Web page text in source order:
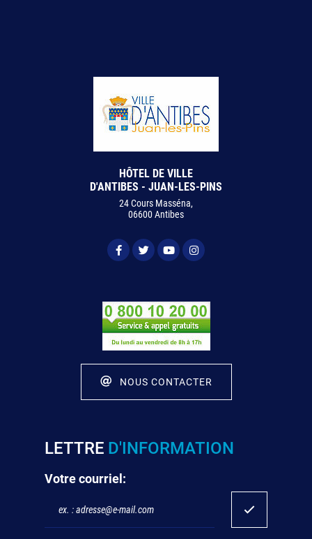
HÔTEL DE VILLE
D'ANTIBES - JUAN-LES-PINS
24 Cours Masséna,
06600 Antibes
NOUS CONTACTER
LETTRE D'INFORMATION
Votre courriel: